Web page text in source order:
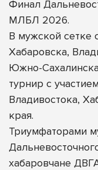
Финал
МЛБЛ 2026.
В мужской сетке
Хабаровска,
Южно-
турнир с
Владивостока,
края.
Триумфаторами
хабаровчане